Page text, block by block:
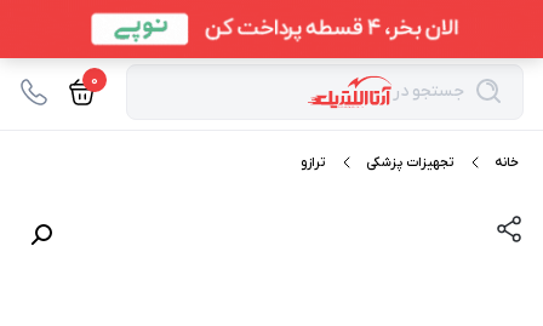
جستجو در 0
خانه تجهیزات پزشکی ترازو